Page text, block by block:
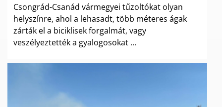
Csongrád-Csanád vármegyei tűzoltókat olyan
helyszínre, ahol a lehasadt, több méteres ágak
zárták el a biciklisek forgalmát, vagy
veszélyeztették a gyalogosokat ...